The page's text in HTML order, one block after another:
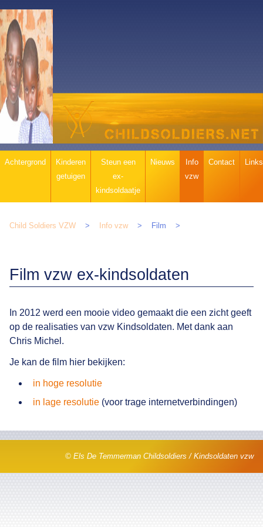
Navigatie
Achtergrond
Kinderen
getuigen
Steun een
ex-
kindsoldaatje
Nieuws
Info
vzw
Contact Links
Child Soldiers VZW Info vzw Film
Film vzw ex-kindsoldaten
In 2012 werd een mooie video gemaakt die een zicht geeft
op de realisaties van vzw Kindsoldaten. Met dank aan
Chris Michel.
Je kan de film hier bekijken:
in hoge resolutie
in lage resolutie (voor trage internetverbindingen)
© Els De Temmerman Childsoldiers / Kindsoldaten vzw